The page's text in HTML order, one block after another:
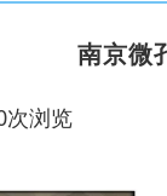
南京微
次浏览